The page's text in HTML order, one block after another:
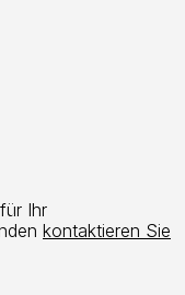
Ihr
kontaktieren Sie